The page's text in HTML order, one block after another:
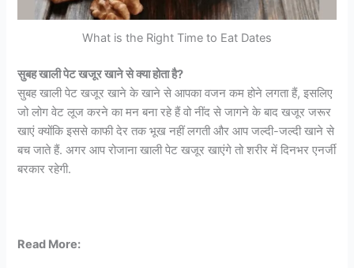
What is the Right Time to Eat Dates
सुबह खाली पेट खजूर खाने से क्या होता है?
सुबह खाली पेट खजूर खाने के खाने से आपका वजन कम होने लगता हैं, इसलिए
जो लोग वेट लूज करने का मन बना रहे हैं वो नींद से जागने के बाद खजूर जरूर
खाएं क्योंकि इससे काफी देर तक भूख नहीं लगती और आप जल्दी-जल्दी खाने से
बच जाते हैं. अगर आप रोजाना खाली पेट खजूर खाएंगे तो शरीर में दिनभर एनर्जी
बरकार रहेगी.
Read More: